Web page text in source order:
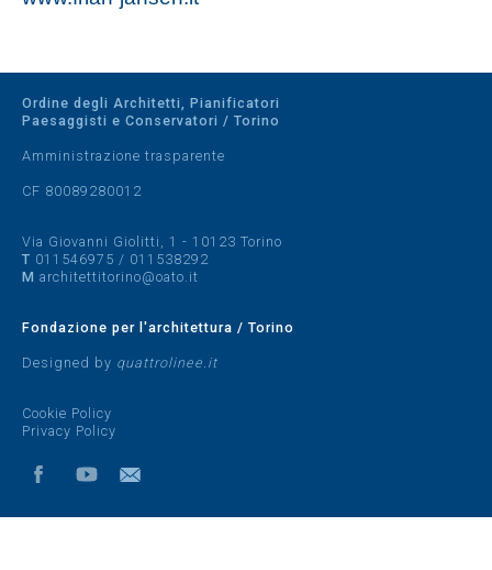
Ordine degli Architetti, Pianificatori
Paesaggisti e Conservatori / Torino
Amministrazione trasparente
CF 80089280012
Via Giovanni Giolitti, 1 - 10123 Torino
T 011546975 / 011538292
M architettitorino@oato.it
Fondazione per l'architettura / Torino
Designed by quattrolinee.it
Cookie Policy
Privacy Policy